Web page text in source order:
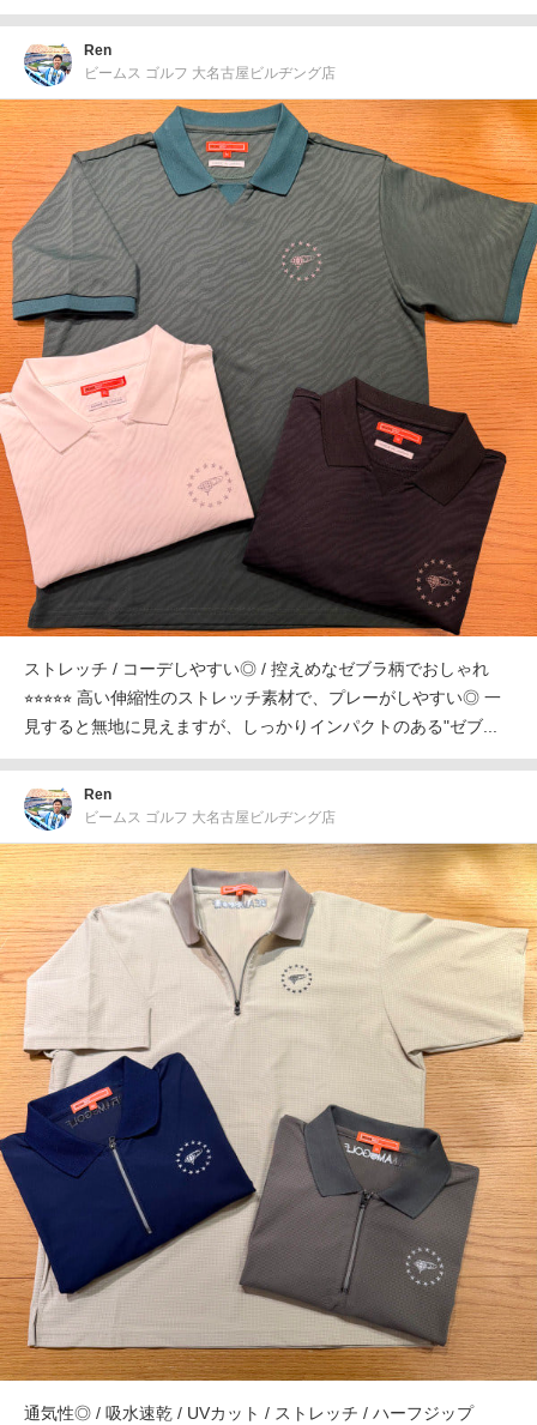
Ren
ビームス ゴルフ 大名古屋ビルヂング店
ストレッチ / コーデしやすい◎ / 控えめなゼブラ柄でおしゃれ
⭐︎⭐︎⭐︎⭐︎⭐︎ 高い伸縮性のストレッチ素材で、プレーがしやすい◎ 一
見すると無地に見えますが、しっかりインパクトのある"ゼブ...
Ren
ビームス ゴルフ 大名古屋ビルヂング店
通気性◎ / 吸水速乾 / UVカット / ストレッチ / ハーフジップ